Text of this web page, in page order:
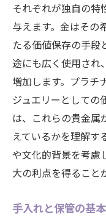
それぞれが独自の特
与えます。金はその
たる価値保存の手段
途にも広く使用され
増加します。プラチ
ジュエリーとしての
は、これらの貴金属
えているかを理解す
や文化的背景を考慮
大の利点を得ること
手入れと保管の基